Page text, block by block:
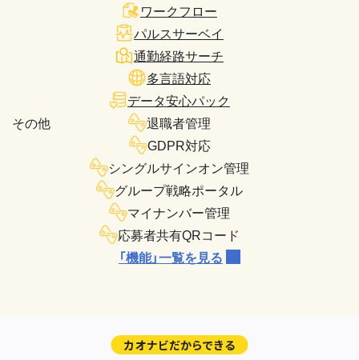
その他
ワークフロー
パルスサーベイ
通勤経路サーチ
多言語対応
データ安心パック
退職者管理
GDPR対応
シングルサインオン管理
グループ戦略ポータル
マイナンバー管理
応募者共有QRコード
「機能」一覧を見る
カオナビだからできる